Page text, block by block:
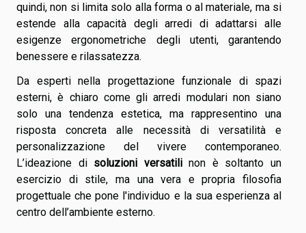
quindi, non si limita solo alla forma o al materiale, ma si
estende alla capacità degli arredi di adattarsi alle
esigenze ergonometriche degli utenti, garantendo
benessere e rilassatezza.
Da esperti nella progettazione funzionale di spazi
esterni, è chiaro come gli arredi modulari non siano
solo una tendenza estetica, ma rappresentino una
risposta concreta alle necessità di versatilità e
personalizzazione del vivere contemporaneo.
L’ideazione di soluzioni versatilinon è soltanto un
esercizio di stile, ma una vera e propria filosofia
progettuale che pone l'individuo e la sua esperienza al
centro dell’ambiente esterno.